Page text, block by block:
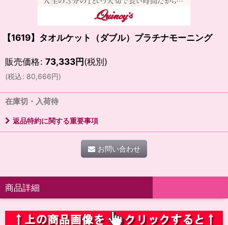
【1619】タオルケット（ダブル）プラチナモーニング
販売価格: 73,333円(税別)
(税込: 80,666円)
在庫切・入荷待
返品特約に関する重要事項
お問い合わせ
商品詳細